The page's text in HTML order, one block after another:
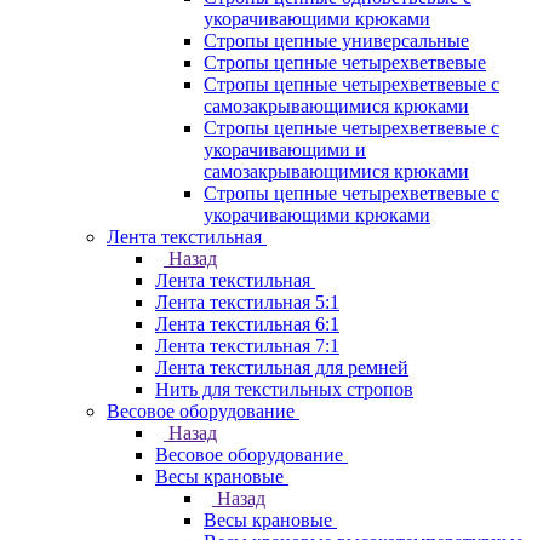
укорачивающими крюками
Стропы цепные универсальные
Стропы цепные четырехветвевые
Стропы цепные четырехветвевые с
самозакрывающимися крюками
Стропы цепные четырехветвевые с
укорачивающими и
самозакрывающимися крюками
Стропы цепные четырехветвевые с
укорачивающими крюками
Лента текстильная
Назад
Лента текстильная
Лента текстильная 5:1
Лента текстильная 6:1
Лента текстильная 7:1
Лента текстильная для ремней
Нить для текстильных стропов
Весовое оборудование
Назад
Весовое оборудование
Весы крановые
Назад
Весы крановые